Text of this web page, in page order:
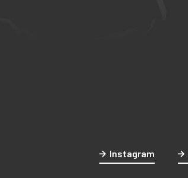
Instagram